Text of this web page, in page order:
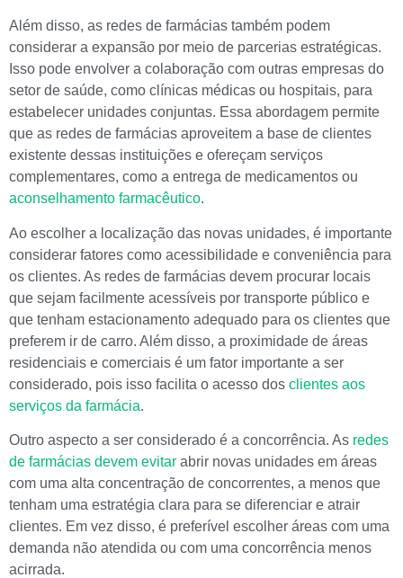
Além disso, as redes de farmácias também podem
considerar a expansão por meio de parcerias estratégicas.
Isso pode envolver a colaboração com outras empresas do
setor de saúde, como clínicas médicas ou hospitais, para
estabelecer unidades conjuntas. Essa abordagem permite
que as redes de farmácias aproveitem a base de clientes
existente dessas instituições e ofereçam serviços
complementares, como a entrega de medicamentos ou
aconselhamento farmacêutico.
Ao escolher a localização das novas unidades, é importante
considerar fatores como acessibilidade e conveniência para
os clientes. As redes de farmácias devem procurar locais
que sejam facilmente acessíveis por transporte público e
que tenham estacionamento adequado para os clientes que
preferem ir de carro. Além disso, a proximidade de áreas
residenciais e comerciais é um fator importante a ser
considerado, pois isso facilita o acesso dos clientes aos
serviços da farmácia.
Outro aspecto a ser considerado é a concorrência. As redes
de farmácias devem evitar abrir novas unidades em áreas
com uma alta concentração de concorrentes, a menos que
tenham uma estratégia clara para se diferenciar e atrair
clientes. Em vez disso, é preferível escolher áreas com uma
demanda não atendida ou com uma concorrência menos
acirrada.